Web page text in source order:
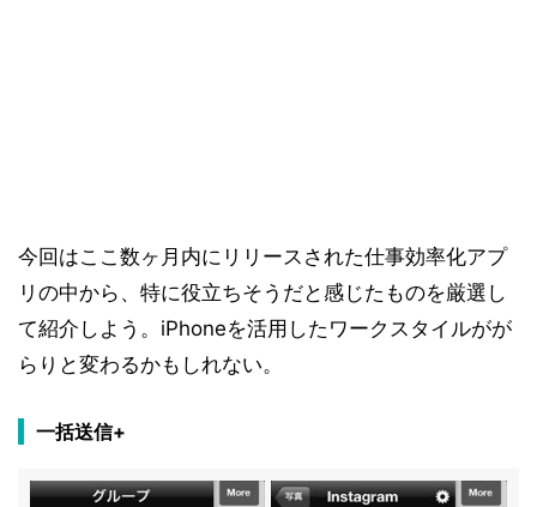
今回はここ数ヶ月内にリリースされた仕事効率化アプ
リの中から、特に役立ちそうだと感じたものを厳選し
て紹介しよう。iPhoneを活用したワークスタイルがが
らりと変わるかもしれない。
一括送信+